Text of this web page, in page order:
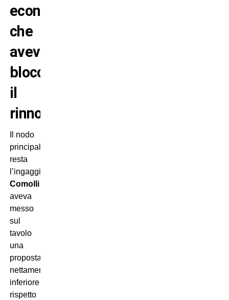
economiche
che
avevano
bloccato
il
rinnovo
Il nodo
principale
resta
l’ingaggio.
Comolli
aveva
messo
sul
tavolo
una
proposta
nettamente
inferiore
rispetto